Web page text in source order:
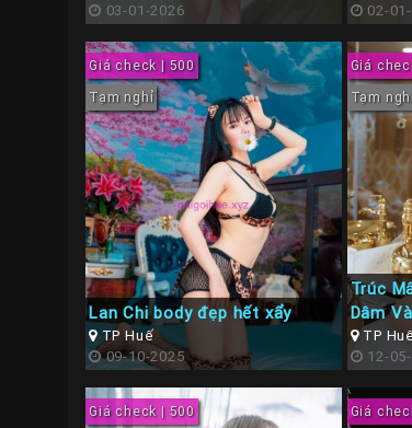
03-01-2026
02-
Giá check | 500
Tạm nghỉ
Lan Chi body đẹp hết xẩy
TP Huế
09-10-2025
Giá
Tạm
Trúc
Dâm
TP
12-
Giá check | 500
Giá